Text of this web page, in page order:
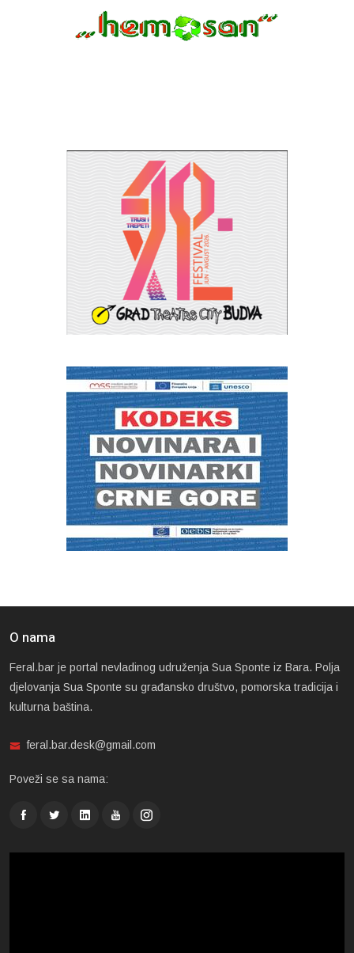
O nama
Feral.bar je portal nevladinog udruženja Sua Sponte iz Bara. Polja
djelovanja Sua Sponte su građansko društvo, pomorska tradicija i
kulturna baština.
feral.bar.desk@gmail.com
Poveži se sa nama: